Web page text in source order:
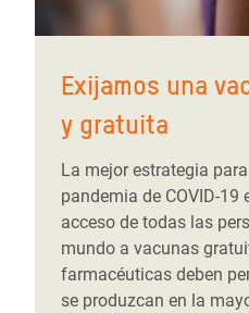
Exijamos una
y gratuita
La mejor estrategia
pandemia de COVID-19
acceso de todas las
mundo a vacunas
farmacéuticas deben
se produzcan en la